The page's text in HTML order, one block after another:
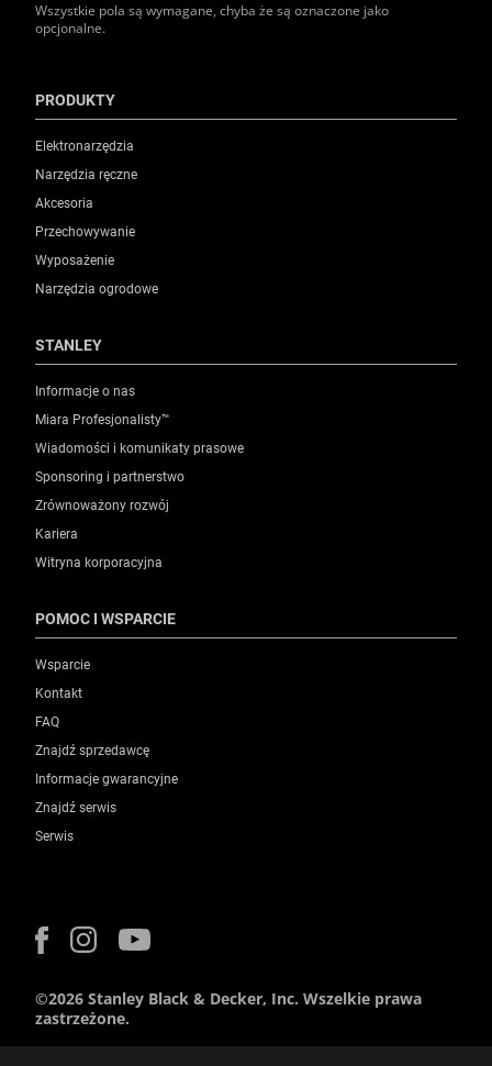
Wszystkie pola są wymagane, chyba że są oznaczone jako
opcjonalne.
PRODUKTY
Elektronarzędzia
Narzędzia ręczne
Akcesoria
Przechowywanie
Wyposażenie
Narzędzia ogrodowe
STANLEY
Informacje o nas
Miara Profesjonalisty™
Wiadomości i komunikaty prasowe
Sponsoring i partnerstwo
Zrównoważony rozwój
Kariera
Witryna korporacyjna
POMOC I WSPARCIE
Wsparcie
Kontakt
FAQ
Znajdź sprzedawcę
Informacje gwarancyjne
Znajdź serwis
Serwis
©2026 Stanley Black & Decker, Inc. Wszelkie prawa
zastrzeżone.